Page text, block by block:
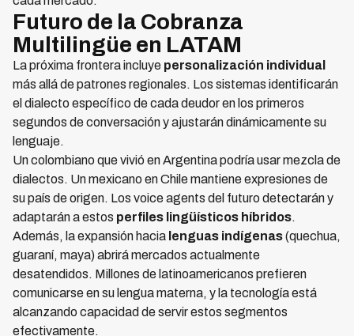
Futuro de la Cobranza
Multilingüe en LATAM
La próxima frontera incluye personalización individual
más allá de patrones regionales. Los sistemas identificarán
el dialecto específico de cada deudor en los primeros
segundos de conversación y ajustarán dinámicamente su
lenguaje.
Un colombiano que vivió en Argentina podría usar mezcla de
dialectos. Un mexicano en Chile mantiene expresiones de
su país de origen. Los voice agents del futuro detectarán y
adaptarán a estos perfiles lingüísticos híbridos.
Además, la expansión hacia lenguas indígenas(quechua,
guaraní, maya) abrirá mercados actualmente
desatendidos. Millones de latinoamericanos prefieren
comunicarse en su lengua materna, y la tecnología está
alcanzando capacidad de servir estos segmentos
efectivamente.